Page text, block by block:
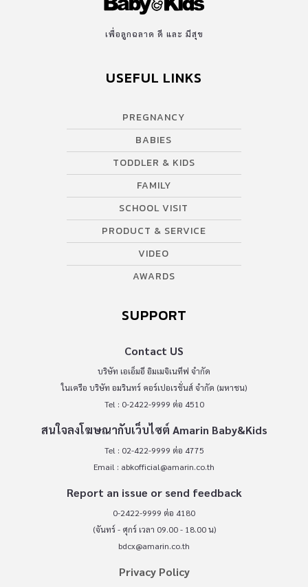
เพื่อลูกฉลาด ดี และ มีสุข
USEFUL LINKS
PREGNANCY
BABIES
TODDLER & KIDS
FAMILY
SCHOOL VISIT
PRODUCT & SERVICE
VIDEO
AWARDS
SUPPORT
Contact US
บริษัท เอเอ็มอี อิมเมจิเนทีฟ จำกัด
ในเครือ บริษัท อมรินทร์ คอร์เปอเรชั่นส์ จำกัด (มหาชน)
Tel : 0-2422-9999 ต่อ 4510
สนใจลงโฆษณากับเว็บไซต์ Amarin Baby&Kids
Tel : 02-422-9999 ต่อ 4775
Email : abkofficial@amarin.co.th
Report an issue or send feedback
0-2422-9999 ต่อ 4180
(จันทร์ - ศุกร์ เวลา 09.00 - 18.00 น)
bdcx@amarin.co.th
Privacy Policy